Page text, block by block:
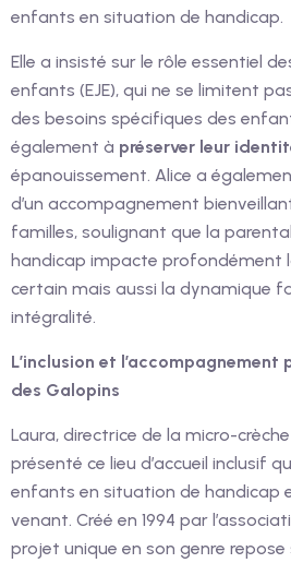
enfants en situation de handicap.
Elle a insisté sur le rôle essentiel
enfants (EJE), qui ne se limitent
des besoins spécifiques des
également à préserver leur
épanouissement. Alice a
d’un accompagnement
familles, soulignant que la
handicap impacte profondément
certain mais aussi la dynamique
intégralité.
L’inclusion et l’accompagnement
des Galopins
Laura, directrice de la micro-crèche
présenté ce lieu d’accueil inclusif
enfants en situation de handicap
venant. Créé en 1994 par
projet unique en son genre